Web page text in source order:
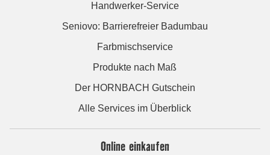
Handwerker-Service
Seniovo: Barrierefreier Badumbau
Farbmischservice
Produkte nach Maß
Der HORNBACH Gutschein
Alle Services im Überblick
Online einkaufen